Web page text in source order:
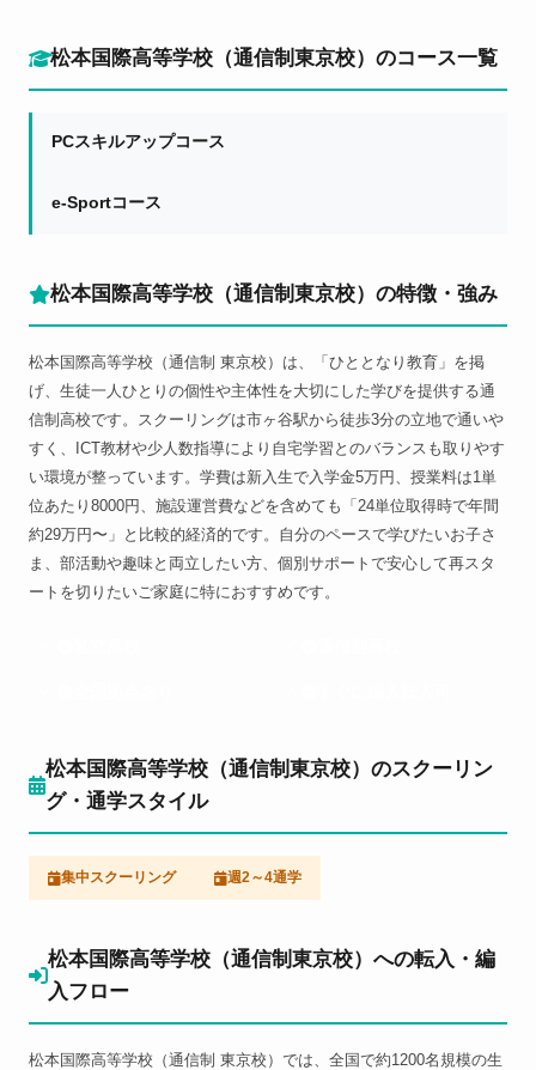
松本国際高等学校（通信制東京校）のコース一覧
PCスキルアップコース
e-Sportコース
松本国際高等学校（通信制東京校）の特徴・強み
松本国際高等学校（通信制 東京校）は、「ひととなり教育」を掲
げ、生徒一人ひとりの個性や主体性を大切にした学びを提供する通
信制高校です。スクーリングは市ヶ谷駅から徒歩3分の立地で通いや
すく、ICT教材や少人数指導により自宅学習とのバランスも取りやす
い環境が整っています。学費は新入生で入学金5万円、授業料は1単
位あたり8000円、施設運営費などを含めても「24単位取得時で年間
約29万円〜」と比較的経済的です。自分のペースで学びたいお子さ
ま、部活動や趣味と両立したい方、個別サポートで安心して再スタ
ートを切りたいご家庭に特におすすめです。
松本国際高等学校（通信制東京校）のスクーリン
グ・通学スタイル
集中スクーリング 週2～4通学
松本国際高等学校（通信制東京校）への転入・編
入フロー
松本国際高等学校（通信制 東京校）では、全国で約1200名規模の生